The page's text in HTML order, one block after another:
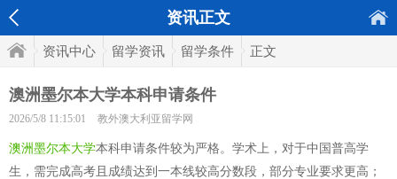
资讯正文
资讯中心 留学资讯 留学条件 正文
澳洲墨尔本大学本科申请条件
2026/5/8 11:15:01 教外澳大利亚留学网
澳洲墨尔本大学本科申请条件较为严格。学术上，对于中国普高学
生，需完成高考且成绩达到一本线较高分数段，部分专业要求更高；